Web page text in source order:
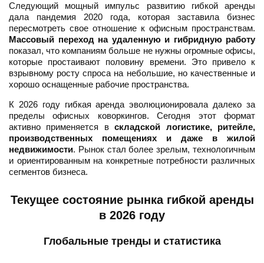
Следующий мощный импульс развитию гибкой аренды
дала пандемия 2020 года, которая заставила бизнес
пересмотреть свое отношение к офисным пространствам.
Массовый переход на удаленную и гибридную работу
показал, что компаниям больше не нужны огромные офисы,
которые простаивают половину времени. Это привело к
взрывному росту спроса на небольшие, но качественные и
хорошо оснащенные рабочие пространства.
К 2026 году гибкая аренда эволюционировала далеко за
пределы офисных коворкингов. Сегодня этот формат
активно применяется вскладской логистике, ритейле,
производственных помещениях и даже в жилой
недвижимости. Рынок стал более зрелым, технологичным
и ориентированным на конкретные потребности различных
сегментов бизнеса.
Текущее состояние рынка гибкой аренды
в 2026 году
Глобальные тренды и статистика